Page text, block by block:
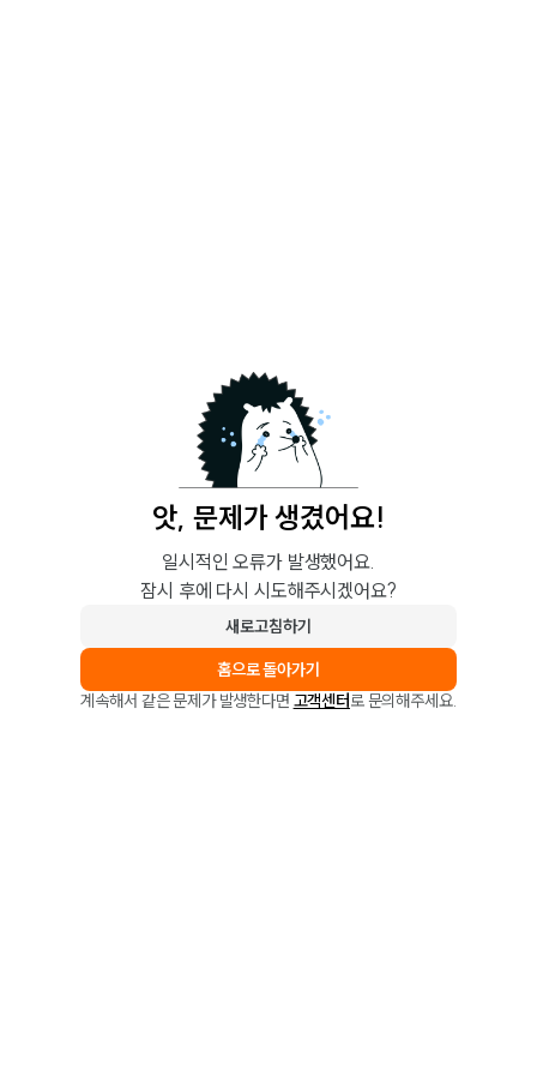
앗, 문제가 생겼어요!
일시적인 오류가 발생했어요.
잠시 후에 다시 시도해주시겠어요?
새로고침하기
홈으로 돌아가기
계속해서 같은 문제가 발생한다면 고객센터로 문의해주세요.